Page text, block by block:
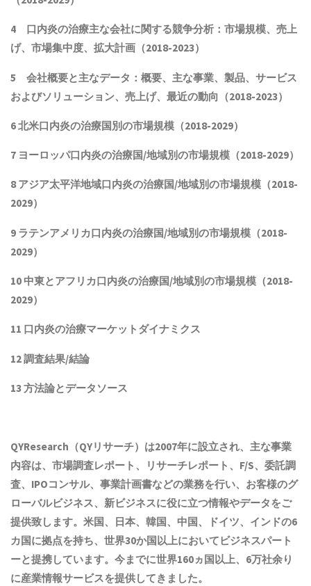
4 口内炎の治療主な会社に関する競争分析：市場規模、売上
げ、市場集中度、拡大計画（2018-2023）
5 会社概要と主なデータ：概要、主な事業、製品、サービス
およびソリューション、売上げ、最近の動向（2018-2023）
6 北米口内炎の治療国別の市場規模（2018-2029）
7 ヨーロッパ口内炎の治療国/地域別の市場規模（2018-2029）
8 アジア太平洋地域口内炎の治療国/地域別の市場規模（2018-
2029）
9 ラテンアメリカ口内炎の治療国/地域別の市場規模（2018-
2029）
10 中東とアフリカ口内炎の治療国/地域別の市場規模（2018-
2029）
11 口内炎の治療マーケットダイナミクス
12 調査結果/結論
13 方法論とデータソース
QYResearch（QYリサーチ）は2007年に設立され、主な事業
内容は、市場調査レポート、リサーチレポート、F/S、委託調
査、IPOコンサル、事業計画書などの業務を行い、お客様のグ
ローバルビジネス、新ビジネスに役に立つ情報やデータをご
提供致します。米国、日本、韓国、中国、ドイツ、 インドの6
カ国に拠点を持ち、世界30か国以上においてビジネスパート
ーと提携しています。今までに世界160ヵ国以上、6万社余り
に産業情報サービスを提供してきました。